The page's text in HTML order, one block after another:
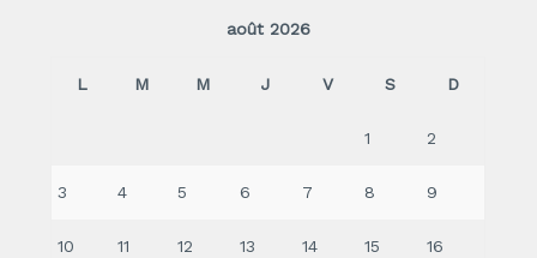
août 2026
L M M J V S D
1 2
3 4 5 6 7 8 9
10 11 12 13 14 15 16